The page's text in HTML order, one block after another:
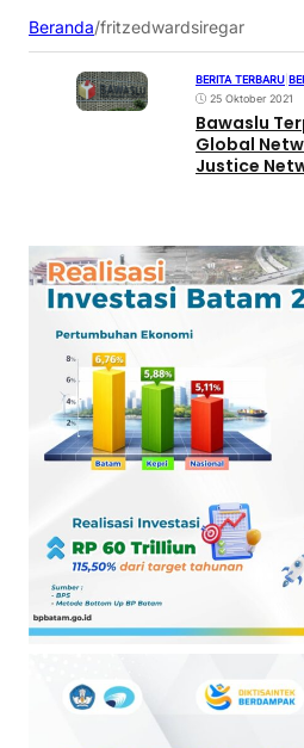
Beranda/fritzedwardsiregar
BERITA TERBARU
25 Oktober 2021
Bawaslu
Global
Justice